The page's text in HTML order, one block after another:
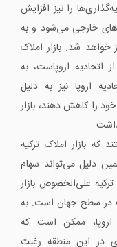
را نیز افزایش
خارجی می‌شود و به
شد. بازار املاک
اتحادیه اروپاست، به
اروپا نیز به دلیل
را کاهش دهند، بازار
که بازار املاک ترکیه
دلیل می‌تواند سهام
علی‌الخصوص بازار
در سطح جهان است. به
اروپا، ممکن است که
در این منطقه رغبت